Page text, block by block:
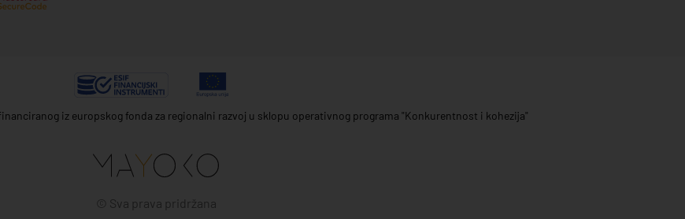
iz europskog fonda za regionalni razvoj u sklopu operativnog programa "Konkurentnost i kohezija"
© Sva prava pridržana